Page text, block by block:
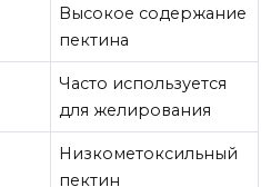
Высокое содержание
пектина
Часто используется
для желирования
Низкометоксильный
пектин